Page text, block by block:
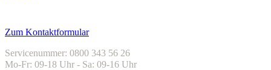
Zum Kontaktformular
Servicenummer: 0800 343 56 26
Mo-Fr: 09-18 Uhr - Sa: 09-16 Uhr